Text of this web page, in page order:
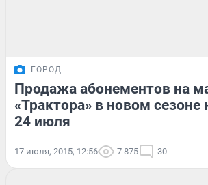
ГОРОД
Продажа абонементов на
«Трактора» в новом сезоне
24 июля
17 июля, 2015, 12:56 7 875 30